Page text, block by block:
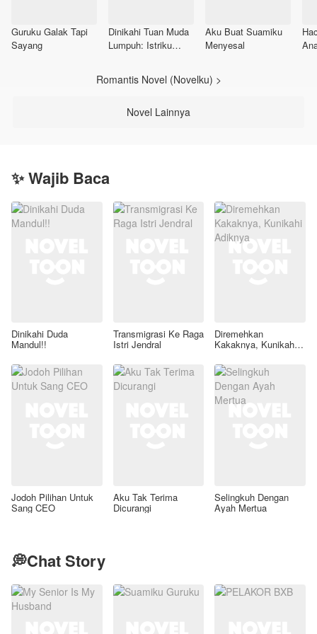
Guruku Galak Tapi
Sayang
Dinikahi Tuan Muda
Lumpuh: Istriku
Aku Buat Suamiku
Menyesal
Romantis Novel (Novelku) >
Novel Lainnya
✨ Wajib Baca
Dinikahi Duda
Mandul!!
Transmigrasi Ke Raga
Istri Jendral
Diremehkan
Kakaknya, Kunikahi
Jodoh Pilihan Untuk
Sang CEO
Aku Tak Terima
Dicurangi
Selingkuh Dengan
Ayah Mertua
💭Chat Story